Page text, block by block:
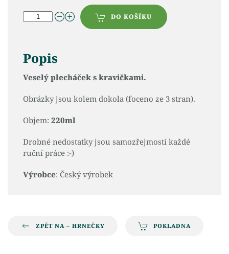
DO KOŠÍKU
Popis
Veselý plecháček s kravičkami.
Obrázky jsou kolem dokola (foceno ze 3 stran).
Objem: 220ml
Drobné nedostatky jsou samozřejmostí každé
ruční práce :-)
Výrobce: Český výrobek
ZPĚT NA – HRNEČKY POKLADNA